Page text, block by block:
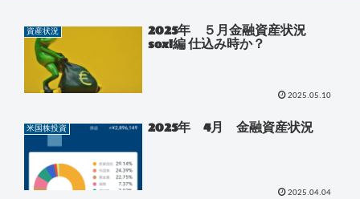
資産状況
2025年 ５月金融資産状況
soxl編 仕込み時か？
2025.05.10
米国株投資 2025年 4月 金融資産状況
2025.04.04